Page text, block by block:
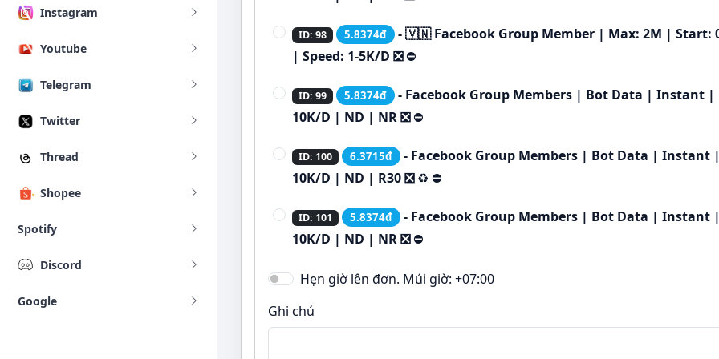
Instagram
Youtube
Telegram
Twitter
Thread
Shopee
Spotify
Discord
Google
ID: 98 5.8374đ
- 🇻🇳 Facebook Group Member | Max: 2M | Start:
| Speed: 1-5K/D ❎⛔
ID: 99 5.8374đ
- Facebook Group Members | Bot Data | Instant |
10K/D | ND | NR ❎⛔
ID: 100 6.3715đ
- Facebook Group Members | Bot Data | Instant |
10K/D | ND | R30 ❎ ♻️ ⛔
ID: 101 5.8374đ
- Facebook Group Members | Bot Data | Instant |
10K/D | ND | NR ❎⛔
Hẹn giờ lên đơn. Múi giờ: +07:00
Ghi chú